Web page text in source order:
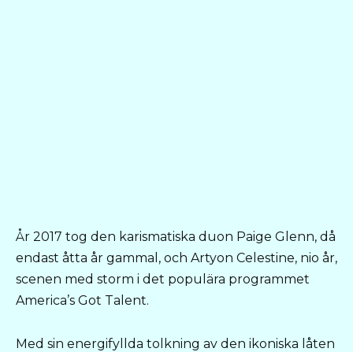
År 2017 tog den karismatiska duon Paige Glenn, då
endast åtta år gammal, och Artyon Celestine, nio år,
scenen med storm i det populära programmet
America’s Got Talent.
Med sin energifyllda tolkning av den ikoniska låten